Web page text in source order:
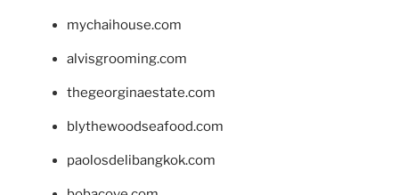
mychaihouse.com
alvisgrooming.com
thegeorginaestate.com
blythewoodseafood.com
paolosdelibangkok.com